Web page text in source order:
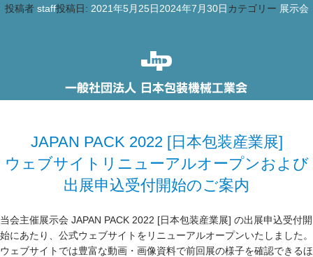
投稿者 staff投稿日: 2021年5月25日2024年7月30日 カテゴリー 展示会
JAPAN PACK 2022 [日本包装産業展]
ウェブサイトリニューアルオープンおよび
出展申込受付開始のご案内
当会主催展示会 JAPAN PACK 2022 [日本包装産業展] の出展申込受付開
始にあたり、公式ウェブサイトをリニューアルオープンいたしました。
ウェブサイトでは豊富な動画・画像資料で前回展の様子を確認できるほ